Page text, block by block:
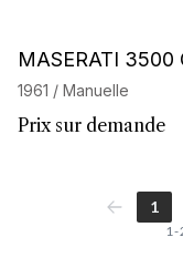
Barnes Exclusive
MASERATI 3500
1961 / Manuelle
Prix sur demande
1
1-